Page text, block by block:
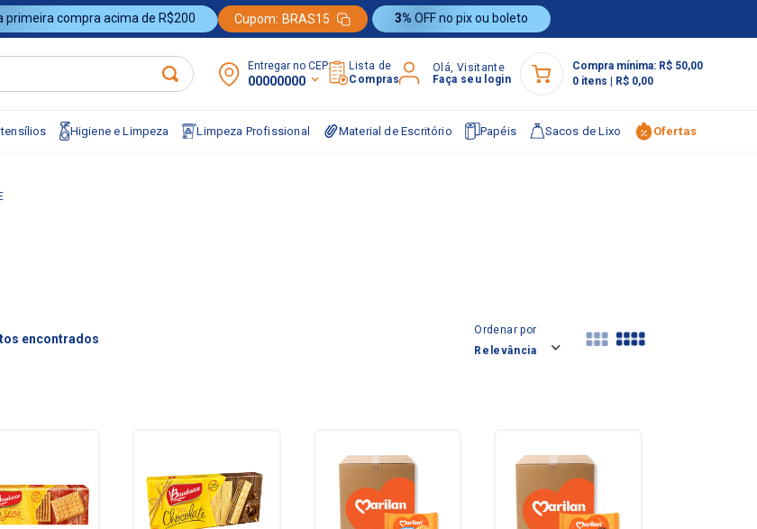
primeira compra acima de R$200 Cupom: BRAS15 3% OFF no pix ou boleto
Entregar no CEP:
00000000
Lista de
Compras
Olá, Visitante
Faça seu login
Compra mínima: R$ 50,00
0 itens R$ 0,00
Higiene e Limpeza Limpeza Profissional Material de Escritório Papéis Sacos de Lixo Ofertas
Ordenar por
Relevância